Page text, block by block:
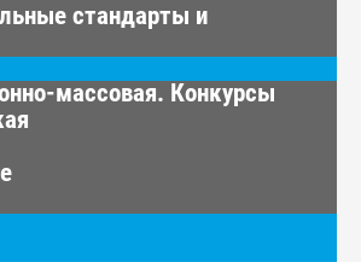
стандарты и
массовая. Конкурсы